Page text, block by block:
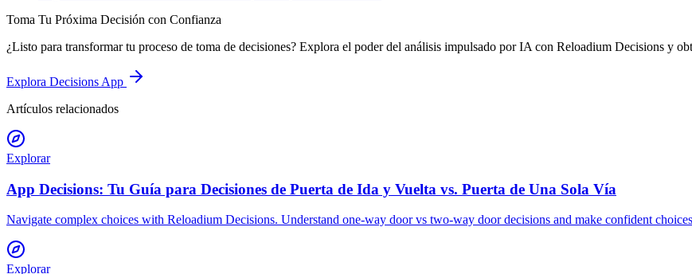
Toma Tu Próxima Decisión con Confianza
¿Listo para transformar tu proceso de toma de decisiones? Explora el poder del análisis impulsado por IA con Reloadium Decisions y
Explora Decisions App
Artículos relacionados
Explorar
App Decisions: Tu Guía para Decisiones de Puerta de Ida y Vuelta vs. Puerta de Una Sola Vía
Navigate complex choices with Reloadium Decisions. Understand one-way door vs two-way door decisions and make confident
Explorar